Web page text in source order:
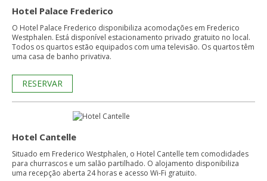
Hotel Palace Frederico
O Hotel Palace Frederico disponibiliza acomodações em Frederico
Westphalen. Está disponível estacionamento privado gratuito no local.
Todos os quartos estão equipados com uma televisão. Os quartos têm
uma casa de banho privativa.
RESERVAR
Hotel Cantelle
Situado em Frederico Westphalen, o Hotel Cantelle tem comodidades
para churrascos e um salão partilhado. O alojamento disponibiliza
uma recepção aberta 24 horas e acesso Wi-Fi gratuito.